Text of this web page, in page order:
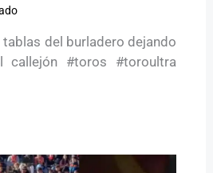
del burladero dejando
callejón #toros #toroultra